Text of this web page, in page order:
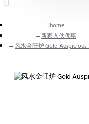
home
新家入伙优惠
风水金旺炉 Gold Auspicious